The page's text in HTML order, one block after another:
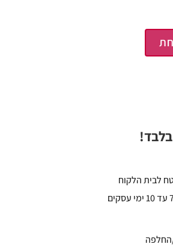
לבית הלקוח